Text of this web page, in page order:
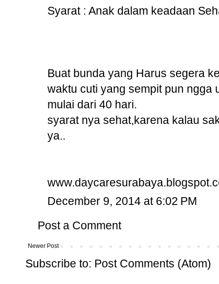
Syarat : Anak dalam keadaan
Buat bunda yang Harus segera
waktu cuti yang sempit pun ngga
mulai dari 40 hari.
syarat nya sehat,karena kalau
ya..
December 9, 2014 at 6:02 PM
Post a Comment
Newer Post
Subscribe to: Post Comments (Atom)